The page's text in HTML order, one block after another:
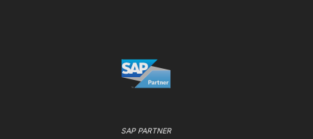
SAP PARTNER